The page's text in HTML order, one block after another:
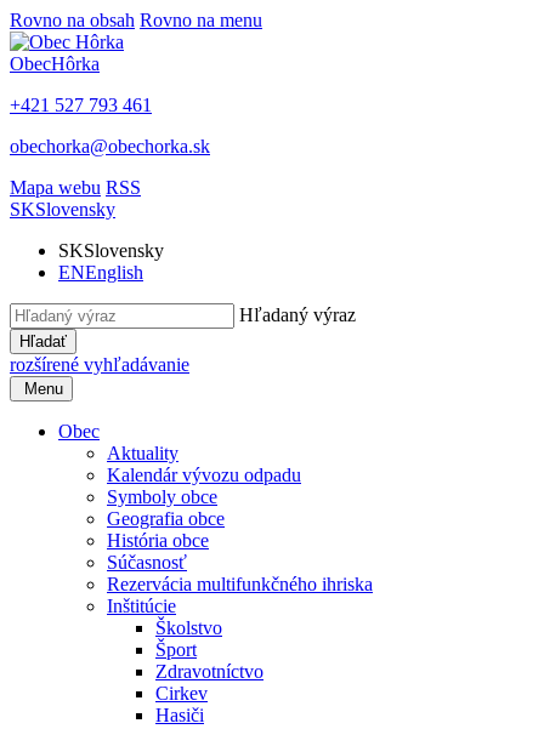
Rovno na obsah Rovno na menu
ObecHôrka
+421 527 793 461
obechorka@obechorka.sk
Mapa webu RSS
SKSlovensky
SKSlovensky
ENEnglish
Hľadaný výraz
Hľadať
rozšírené vyhľadávanie
Menu
Obec
Aktuality
Kalendár vývozu odpadu
Symboly obce
Geografia obce
História obce
Súčasnosť
Rezervácia multifunkčného ihriska
Inštitúcie
Školstvo
Šport
Zdravotníctvo
Cirkev
Hasiči